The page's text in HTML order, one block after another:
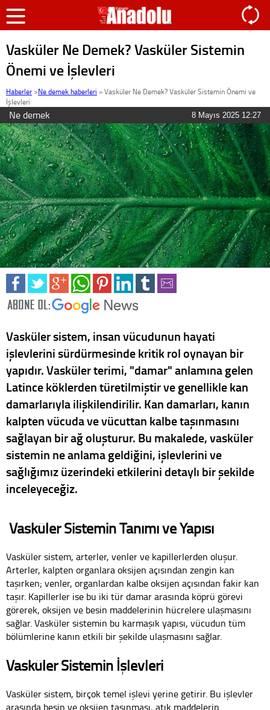
Vasküler Ne Demek? Vasküler Sistemin
Önemi ve İşlevleri
Haberler >Ne demek haberleri »Vasküler Ne Demek? Vasküler Sistemin Önemi ve
İşlevleri
Ne demek 8 Mayıs 2025 12:27
Vasküler sistem, insan vücudunun hayati
işlevlerini sürdürmesinde kritik rol oynayan bir
yapıdır. Vasküler terimi, "damar" anlamına gelen
Latince köklerden türetilmiştir ve genellikle kan
damarlarıyla ilişkilendirilir. Kan damarları, kanın
kalpten vücuda ve vücuttan kalbe taşınmasını
sağlayan bir ağ oluşturur. Bu makalede, vasküler
sistemin ne anlama geldiğini, işlevlerini ve
sağlığımız üzerindeki etkilerini detaylı bir şekilde
inceleyeceğiz.
Vasküler Sistemin Tanımı ve Yapısı
Vasküler sistem, arterler, venler ve kapillerlerden oluşur.
Arterler, kalpten organlara oksijen açısından zengin kan
taşırken; venler, organlardan kalbe oksijen açısından fakir kan
taşır. Kapillerler ise bu iki tür damar arasında köprü görevi
görerek, oksijen ve besin maddelerinin hücrelere ulaşmasını
sağlar. Vasküler sistemin bu karmaşık yapısı, vücudun tüm
bölümlerine kanın etkili bir şekilde ulaşmasını sağlar.
Vasküler Sistemin İşlevleri
Vasküler sistem, birçok temel işlevi yerine getirir. Bu işlevler
arasında besin ve oksijen taşınması, atık maddelerin